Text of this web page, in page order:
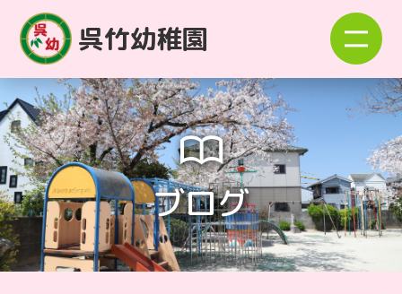
呉竹幼稚園
ブログ